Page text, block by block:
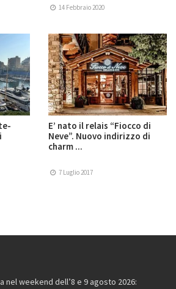
14 Febbraio 2020
E’ nato il relais “Fiocco di
Neve”. Nuovo indirizzo di
charm ...
7 Luglio 2017
nel weekend dell’8 e 9 agosto 2026: